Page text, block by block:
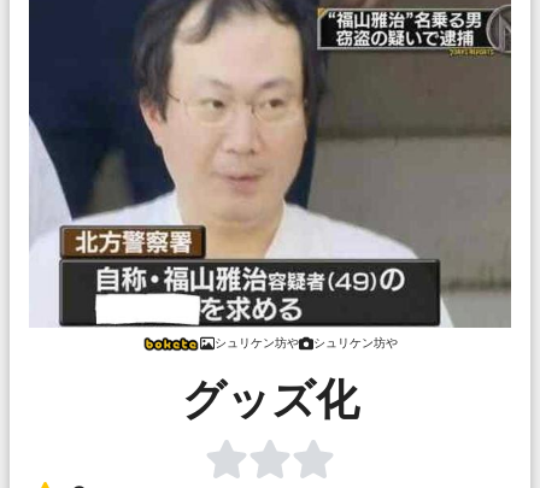
シュリケン坊や シュリケン坊や
グッズ化